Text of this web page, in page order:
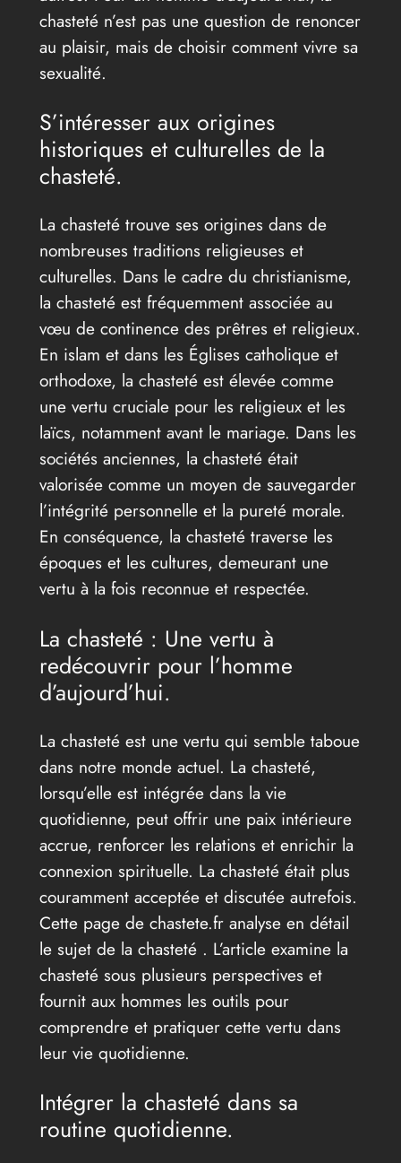
chasteté n’est pas une question de renoncer
au plaisir, mais de choisir comment vivre sa
sexualité.
S’intéresser aux origines
historiques et culturelles de la
chasteté.
La chasteté trouve ses origines dans de
nombreuses traditions religieuses et
culturelles. Dans le cadre du christianisme,
la chasteté est fréquemment associée au
vœu de continence des prêtres et religieux.
En islam et dans les Églises catholique et
orthodoxe, la chasteté est élevée comme
une vertu cruciale pour les religieux et les
laïcs, notamment avant le mariage. Dans les
sociétés anciennes, la chasteté était
valorisée comme un moyen de sauvegarder
l’intégrité personnelle et la pureté morale.
En conséquence, la chasteté traverse les
époques et les cultures, demeurant une
vertu à la fois reconnue et respectée.
La chasteté : Une vertu à
redécouvrir pour l’homme
d’aujourd’hui.
La chasteté est une vertu qui semble taboue
dans notre monde actuel. La chasteté,
lorsqu’elle est intégrée dans la vie
quotidienne, peut offrir une paix intérieure
accrue, renforcer les relations et enrichir la
connexion spirituelle. La chasteté était plus
couramment acceptée et discutée autrefois.
Cette page de chastete.fr analyse en détail
le sujet de la chasteté . L’article examine la
chasteté sous plusieurs perspectives et
fournit aux hommes les outils pour
comprendre et pratiquer cette vertu dans
leur vie quotidienne.
Intégrer la chasteté dans sa
routine quotidienne.